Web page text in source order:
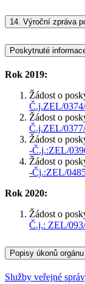
14. Výroční zpráva
Poskytnuté
Rok 2019:
Žádost o
Č.j.ZEL/
Žádost o
Č.j.ZEL/
Žádost o
-Č.j.:ZEL/
Žádost o
-Čj.:ZEL/
Rok 2020:
Žádost o
Č.j.: ZEL/
Popisy úkonů
Služby veřejné